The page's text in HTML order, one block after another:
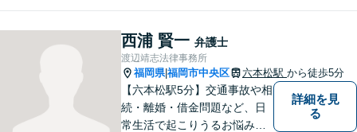
西浦 賢一 弁護士
渡辺靖志法律事務所
福岡県|福岡市中央区 六本松駅 から徒歩5分
【六本松駅5分】交通事故や相
続・離婚・借金問題など、日
常生活で起こりうるお悩みの
詳細を見
る